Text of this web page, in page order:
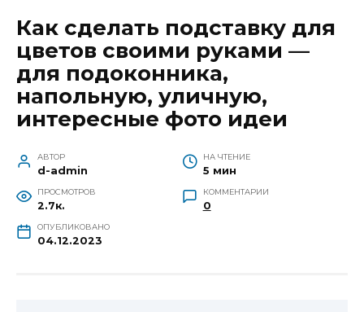
Как сделать подставку для
цветов своими руками —
для подоконника,
напольную, уличную,
интересные фото идеи
АВТОР
d-admin
НА ЧТЕНИЕ
5 мин
ПРОСМОТРОВ
2.7к.
КОММЕНТАРИИ
0
ОПУБЛИКОВАНО
04.12.2023